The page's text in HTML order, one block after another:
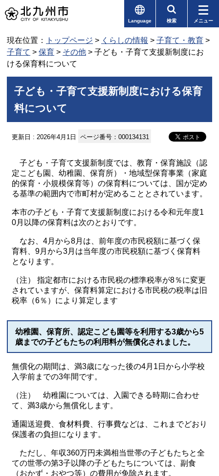
Language 検索 メニュー
現在位置： トップページ > くらしの情報 > 子育て・教育 >
子育て > 保育 > その他 > 子ども・子育て支援新制度にお
ける保育料について
子ども・子育て支援新制度における保育
料について
更新日 : 2026年4月1日 ページ番号：000134131
子ども・子育て支援新制度では、教育・保育施設（認
定こども園、幼稚園、保育所）・地域型保育事業（家庭
的保育・小規模保育等）の保育料については、国が定め
る基準の範囲内で市町村が定めることとされています。
本市の子ども・子育て支援新制度における令和元年度1
0月以降の保育料は次のとおりです。
なお、4月から8月は、前年度の市民税額に基づく保
育料、9月から3月は当年度の市民税額に基づく保育料
となります。
（注） 指定都市における市民税の標準税率が8％に変更
されていますが、保育料算定における市民税の税率は旧
税率（6％）により算定します
幼稚園、保育所、認定こども園等を利用する3歳から5
歳までの子どもたちの利用料が無償化されました。
無償化の期間は、満3歳になった後の4月1日から小学校
入学前までの3年間です。
（注） 幼稚園については、入園できる時期に合わせ
て、満3歳から無償化します。
通園送迎費、食材料費、行事費などは、これまでどおり
保護者の負担になります。
ただし、年収360万円未満相当世帯の子どもたちと全
ての世帯の第3子以降の子どもたちについては、副食
（おかず・おやつ等）の費用が免除されます。